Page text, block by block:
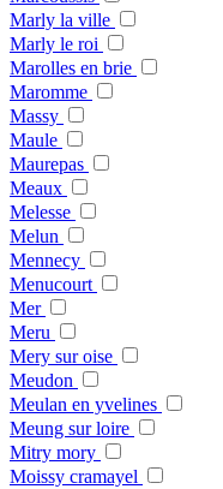
Marly la ville
Marly le roi
Marolles en brie
Maromme
Massy
Maule
Maurepas
Meaux
Melesse
Melun
Mennecy
Menucourt
Mer
Meru
Mery sur oise
Meudon
Meulan en yvelines
Meung sur loire
Mitry mory
Moissy cramayel